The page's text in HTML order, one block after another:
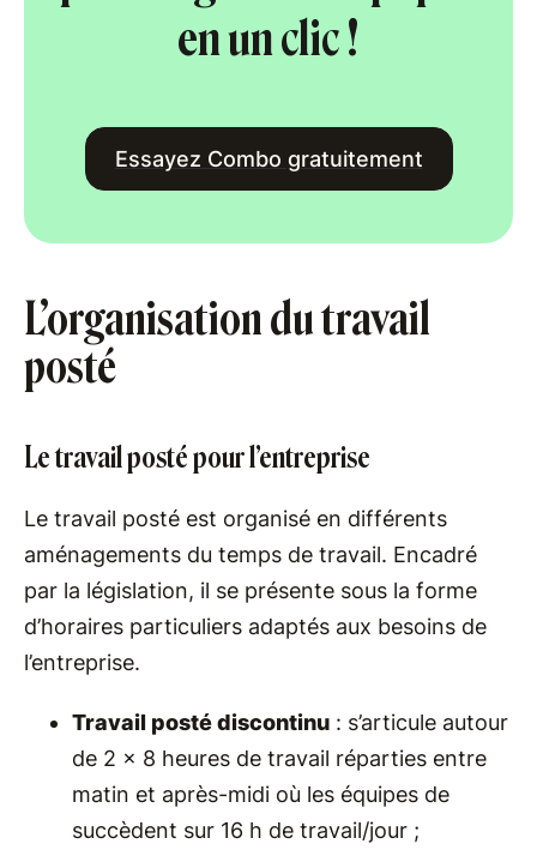
en un clic !
Essayez Combo gratuitement
L’organisation du travail
posté
Le travail posté pour l’entreprise
Le travail posté est organisé en différents
aménagements du temps de travail. Encadré
par la législation, il se présente sous la forme
d’horaires particuliers adaptés aux besoins de
l’entreprise.
Travail posté discontinu : s’articule autour
de 2 x 8 heures de travail réparties entre
matin et après-midi où les équipes de
succèdent sur 16 h de travail/jour ;